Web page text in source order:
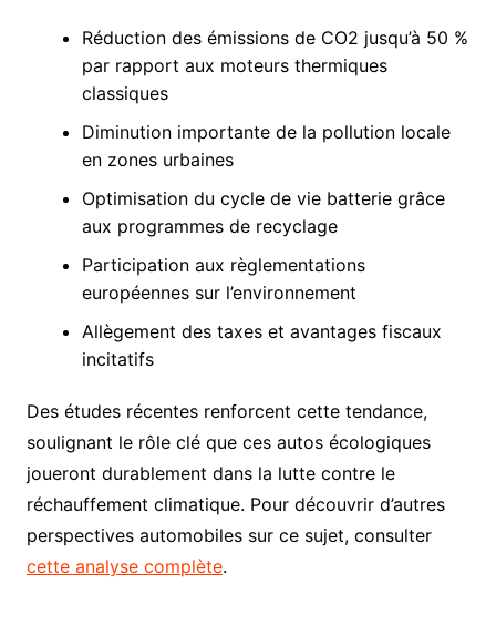
Réduction des émissions de CO2 jusqu’à 50 %
par rapport aux moteurs thermiques
classiques
Diminution importante de la pollution locale
en zones urbaines
Optimisation du cycle de vie batterie grâce
aux programmes de recyclage
Participation aux règlementations
européennes sur l’environnement
Allègement des taxes et avantages fiscaux
incitatifs
Des études récentes renforcent cette tendance,
soulignant le rôle clé que ces autos écologiques
joueront durablement dans la lutte contre le
réchauffement climatique. Pour découvrir d’autres
perspectives automobiles sur ce sujet, consulter
cette analyse complète.